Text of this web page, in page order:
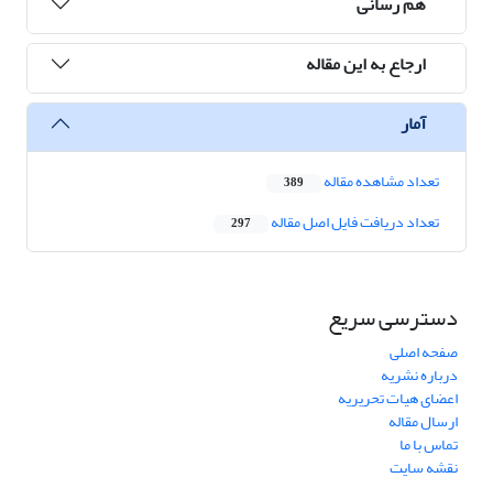
ارجاع به این مقاله
آمار
تعداد مشاهده مقاله 389
تعداد دریافت فایل اصل مقاله 297
دسترسی سریع
صفحه اصلی
درباره نشریه
اعضای هیات تحریریه
ارسال مقاله
تماس با ما
نقشه سایت